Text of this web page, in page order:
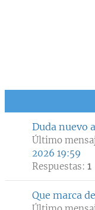
Duda nuevo
Último
2026 19:59
Respuestas: 1
Que marca